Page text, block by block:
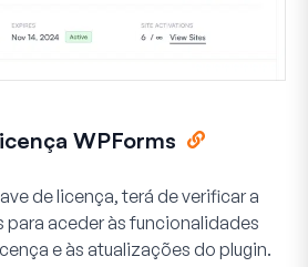
WPForms
de licença, terá de verificar a
para aceder às funcionalidades
e às atualizações do plugin.